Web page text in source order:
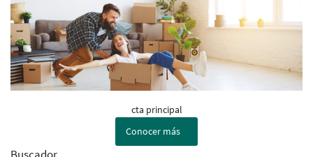
cta principal
Conocer más